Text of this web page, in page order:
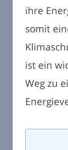
ihre
somit
ist ein
Weg zu